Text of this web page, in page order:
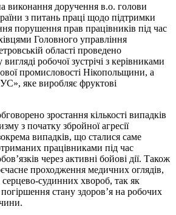
виконання доручення в.о. голови
з питань праці щодо підтримки
порушення прав працівників під час
Головного управління
області проведено
робочої зустрічі з керівниками
промисловості Нікопольщини, а
яке виробляє фруктові
зростання кількості випадків
з початку збройної агресії
випадків, що сталися саме
працівниками під час
через активні бойові дії. Також
проходження медичних оглядів,
судинних хвороб, так як
стану здоров’я на робочих